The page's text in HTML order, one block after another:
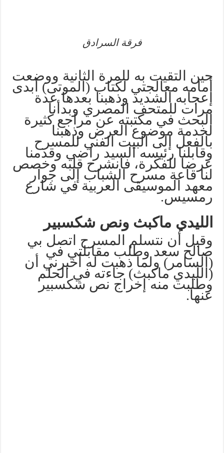
فرقة السرادق
حين التقيت به للمرة الثانية ووضعت
أمامه معالجتي لكتاب (الموتى) أبدى
إعجابه الشديد وذهبنا بعدها عدة
مرات للمتحف المصري وبدأنا
البحث في مكتبته عن مراجع كثيرة
لخدمة موضوع العرض وذهبنا
بالفعل إلى البيت الفني للمسرح
وقابلنا رئيسه السيد راضي وقدمنا
عرضا للفكرة، فانشرح قلبه وخصص
لنا قاعة مسرح الشباب إلى جوار
معهد الموسيقى العربية في شارع
رمسيس.
الليدي ماكبث ونص شكسبير
وقبل أن نتسلم المسرح اتصل بي
صالح سعد وطلب مقابلتي في
(السامر) ولما ذهبت له أخبرني أن
(الليدي ماكبث) جاءته في الحلم
وطلبت منه إخراج نص شكسبير
عنها.